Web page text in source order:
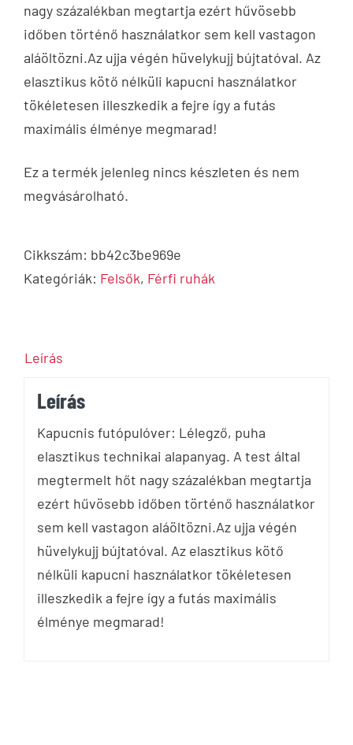
nagy százalékban megtartja ezért hűvösebb
időben történő használatkor sem kell vastagon
aláöltözni.Az ujja végén hüvelykujj bújtatóval. Az
elasztikus kötő nélküli kapucni használatkor
tökéletesen illeszkedik a fejre így a futás
maximális élménye megmarad!
Ez a termék jelenleg nincs készleten és nem
megvásárolható.
Cikkszám: bb42c3be969e
Kategóriák: Felsők, Férfi ruhák
Leírás
Leírás
Kapucnis futópulóver: Lélegző, puha
elasztikus technikai alapanyag. A test által
megtermelt hőt nagy százalékban megtartja
ezért hűvösebb időben történő használatkor
sem kell vastagon aláöltözni.Az ujja végén
hüvelykujj bújtatóval. Az elasztikus kötő
nélküli kapucni használatkor tökéletesen
illeszkedik a fejre így a futás maximális
élménye megmarad!